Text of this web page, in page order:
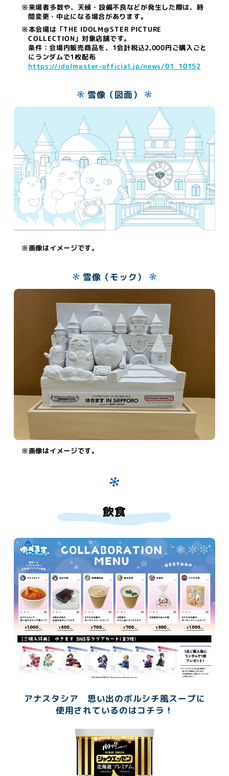
※来場者多数や、天候・設備不良などが発生した際は、時
間変更・中止になる場合があります。
※本会場は「THE IDOLM@STER PICTURE
COLLECTION」対象店舗です。
条件：会場内販売商品を、1会計税込2,000円ご購入ごと
にランダムで1枚配布
https://idolmaster-official.jp/news/01_10152
雪像（図面）
※画像はイメージです。
雪像（モック）
※画像はイメージです。
飲食
アナスタシア 思い出のボルシチ風スープに
使用されているのはコチラ！